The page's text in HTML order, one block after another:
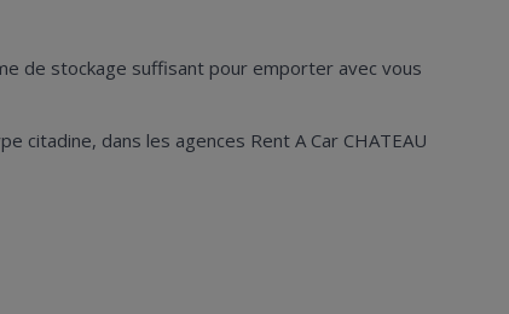
de stockage suffisant pour emporter avec vous
citadine, dans les agences Rent A Car CHATEAU